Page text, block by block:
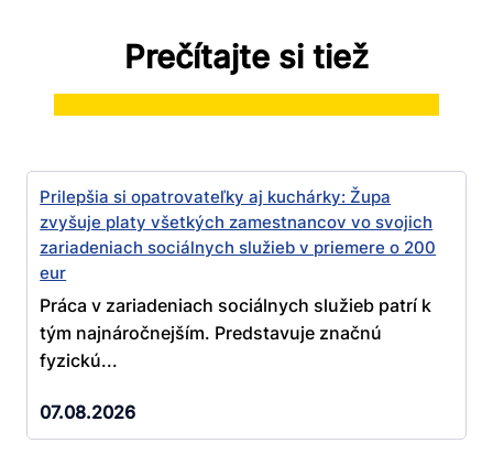
Prečítajte si tiež
Prilepšia si opatrovateľky aj kuchárky: Župa
zvyšuje platy všetkých zamestnancov vo svojich
zariadeniach sociálnych služieb v priemere o 200
eur
Práca v zariadeniach sociálnych služieb patrí k
tým najnáročnejším. Predstavuje značnú
fyzickú...
07.08.2026